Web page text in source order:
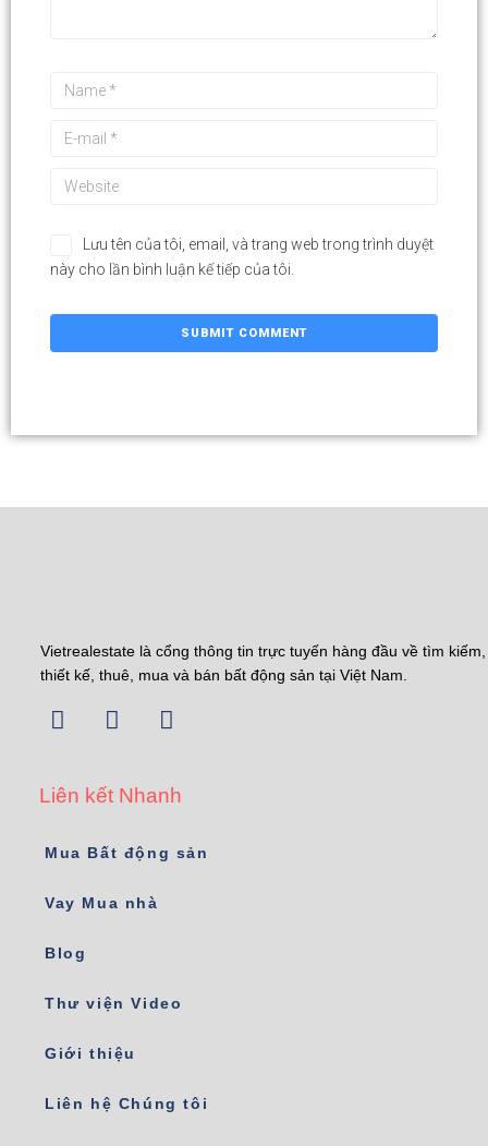
Lưu tên của tôi, email, và trang web trong trình duyệt
này cho lần bình luận kế tiếp của tôi.
Vietrealestate là cổng thông tin trực tuyến hàng đầu về tìm kiếm,
thiết kế, thuê, mua và bán bất động sản tại Việt Nam.
Liên kết Nhanh
Mua Bất động sản
Vay Mua nhà
Blog
Thư viện Video
Giới thiệu
Liên hệ Chúng tôi